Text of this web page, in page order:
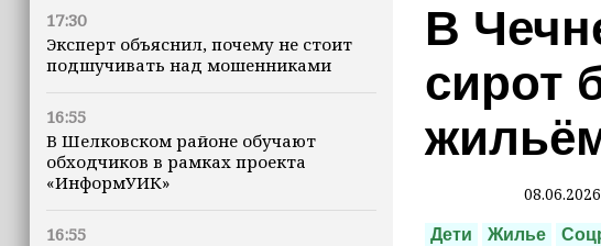
17:30
Эксперт объяснил, почему не стоит
подшучивать над мошенниками
16:55
В Шелковском районе обучают
обходчиков в рамках проекта
«ИнформУИК»
16:55
В
сирот
Дети Жилье